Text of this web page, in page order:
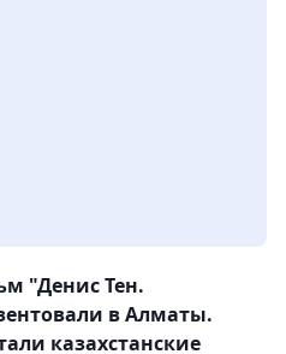
"Денис Тен.
в Алматы.
казахстанские